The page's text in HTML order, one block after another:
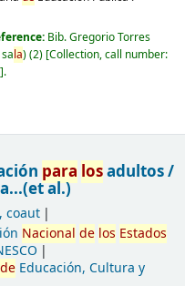
Bib. Gregorio Torres
la)(2) Collection, call number:
.
para losadultos /
al.)
coaut
Nacional de los Estados
deEducación, Cultura y